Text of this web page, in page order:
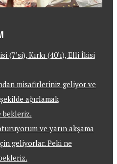
(7’si), Kırkı (40’ı), Elli İkisi
misafirleriniz geliyor ve
ağırlamak
bekleriz.
ve yarın akşama
geliyorlar. Peki ne